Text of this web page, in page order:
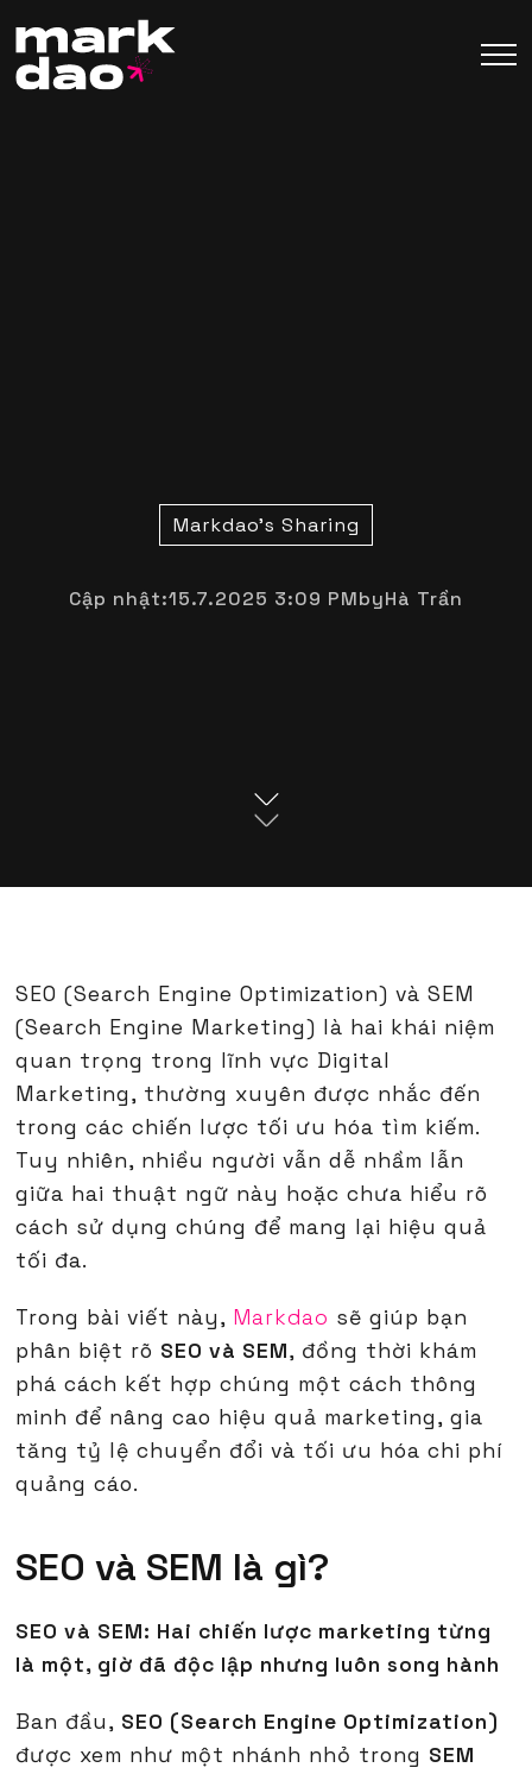
Markdao's Sharing
Cập nhật:15.7.2025 3:09 PMbyHà Trần
SEO (Search Engine Optimization) và SEM
(Search Engine Marketing) là hai khái niệm
quan trọng trong lĩnh vực Digital
Marketing, thường xuyên được nhắc đến
trong các chiến lược tối ưu hóa tìm kiếm.
Tuy nhiên, nhiều người vẫn dễ nhầm lẫn
giữa hai thuật ngữ này hoặc chưa hiểu rõ
cách sử dụng chúng để mang lại hiệu quả
tối đa.
Trong bài viết này, Markdao sẽ giúp bạn
phân biệt rõ SEO và SEM, đồng thời khám
phá cách kết hợp chúng một cách thông
minh để nâng cao hiệu quả marketing, gia
tăng tỷ lệ chuyển đổi và tối ưu hóa chi phí
quảng cáo.
SEO và SEM là gì?
SEO và SEM: Hai chiến lược marketing từng
là một, giờ đã độc lập nhưng luôn song hành
Ban đầu, SEO (Search Engine Optimization)
được xem như một nhánh nhỏ trong SEM